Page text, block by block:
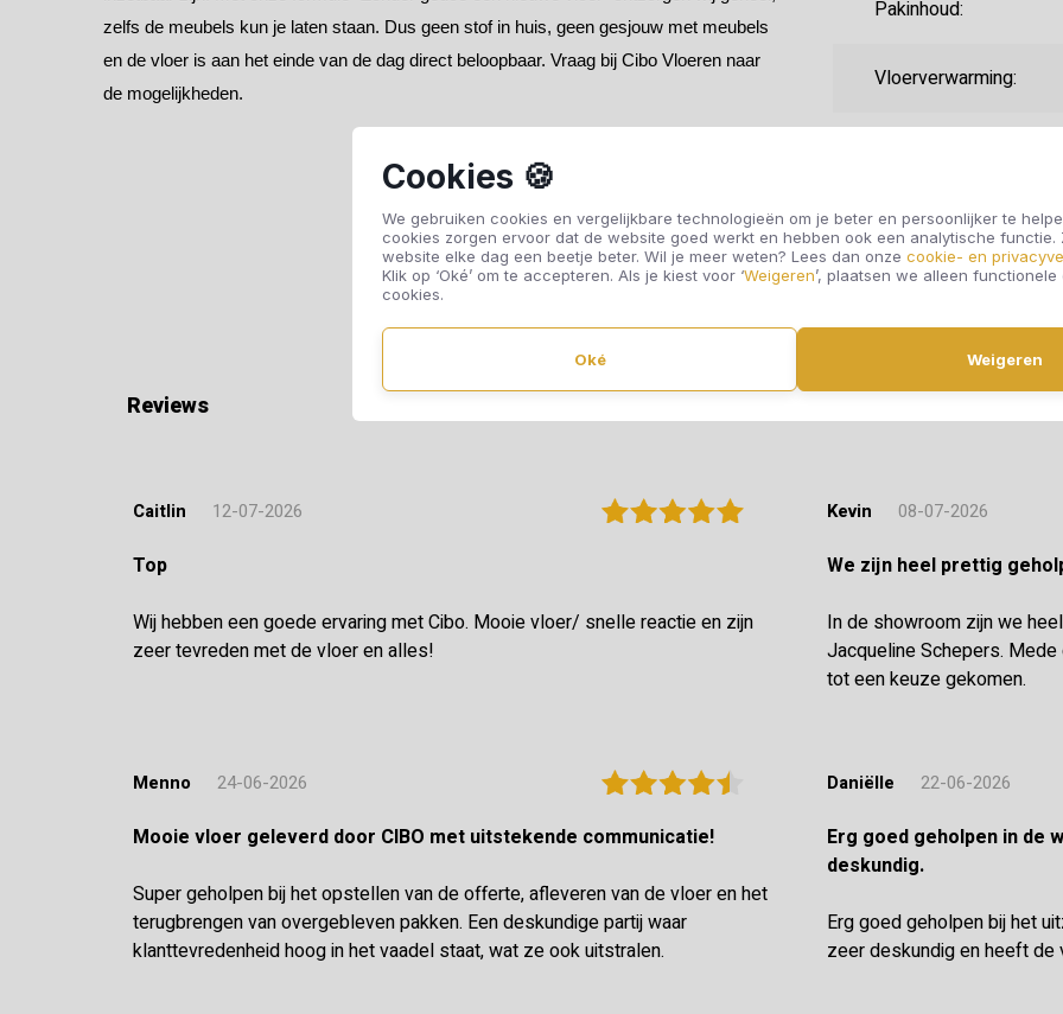
Cookies 🍪
We gebruiken cookies en vergelijkbare technologieën om je beter en persoonlijker te
cookies zorgen ervoor dat de website goed werkt en hebben ook een analytische functie.
website elke dag een beetje beter. Wil je meer weten? Lees dan onze cookie- en
Klik op ‘Oké’ om te accepteren. Als je kiest voor ‘Weigeren’, plaatsen we alleen
cookies.
Oké Weigeren
zelfs de meubels kun je laten staan. Dus geen stof in huis, geen gesjouw met meubels
en de vloer is aan het einde van de dag direct beloopbaar. Vraag bij Cibo Vloeren naar
de mogelijkheden.
Pakinhoud:
Vloerverwarming:
Fabrieksgarantie:
Gebruiksklasse:
Reviews
Caitlin 12-07-2026
Top
Wij hebben een goede ervaring met Cibo. Mooie vloer/ snelle reactie en zijn
zeer tevreden met de vloer en alles!
Kevin 08-07-2026
We zijn heel prettig
In de showroom zijn we
Jacqueline Schepers.
tot een keuze gekomen.
Menno 24-06-2026
Mooie vloer geleverd door CIBO met uitstekende communicatie!
Super geholpen bij het opstellen van de offerte, afleveren van de vloer en het
terugbrengen van overgebleven pakken. Een deskundige partij waar
klanttevredenheid hoog in het vaadel staat, wat ze ook uitstralen.
Daniëlle 22-06-2026
Erg goed geholpen in de winkel en de vloerenlegger was zeer
deskundig.
Erg goed geholpen bij het
zeer deskundig en heeft